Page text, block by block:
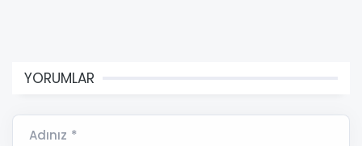
YORUMLAR
Adınız *